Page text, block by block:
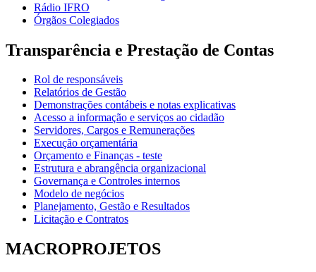
Rádio IFRO
Órgãos Colegiados
Transparência e Prestação de Contas
Rol de responsáveis
Relatórios de Gestão
Demonstrações contábeis e notas explicativas
Acesso a informação e serviços ao cidadão
Servidores, Cargos e Remunerações
Execução orçamentária
Orçamento e Finanças - teste
Estrutura e abrangência organizacional
Governança e Controles internos
Modelo de negócios
Planejamento, Gestão e Resultados
Licitação e Contratos
MACROPROJETOS